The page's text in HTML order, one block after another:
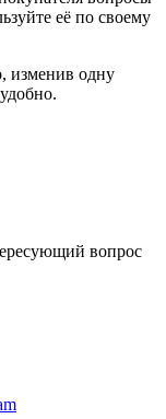
её по своему
изменив одну
вопрос